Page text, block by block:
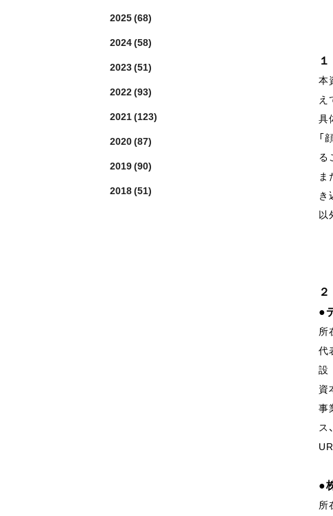
本
え
具
「
る
ま
き
以
●
所
代
設
資
事
ス
●
所
2025(68)
2024(58)
2023(51)
2022(93)
2021(123)
2020(87)
2019(90)
2018(51)